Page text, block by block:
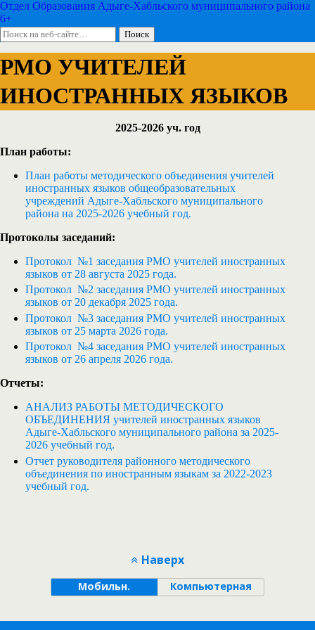
Отдел Образования Адыге-Хабльского муниципального района
6+
РМО УЧИТЕЛЕЙ
ИНОСТРАННЫХ ЯЗЫКОВ
2025-2026 уч. год
План работы:
План работы методического объединения учителей
иностранных языков общеобразовательных
учреждений Адыге-Хабльского муниципального
района на 2025-2026 учебный год.
Протоколы заседаний:
Протокол №1 заседания РМО учителей иностранных
языков от 28 августа 2025 года.
Протокол №2 заседания РМО учителей иностранных
языков от 20 декабря 2025 года.
Протокол №3 заседания РМО учителей иностранных
языков от 25 марта 2026 года.
Протокол №4 заседания РМО учителей иностранных
языков от 26 апреля 2026 года.
Отчеты:
АНАЛИЗ РАБОТЫ МЕТОДИЧЕСКОГО
ОБЪЕДИНЕНИЯ учителей иностранных языков
Адыге-Хабльского муниципального района за 2025-
2026 учебный год.
Отчет руководителя районного методического
объединения по иностранным языкам за 2022-2023
учебный год.
Наверх
Мобильн. Компьютерная